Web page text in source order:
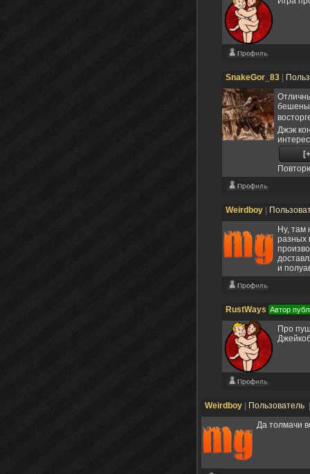
SnakeGor_83
Джэк
Weirdboy
Ну, там
разных
и
RustWays Автор
Про
Weirdboy Пользователь
Да толмачи